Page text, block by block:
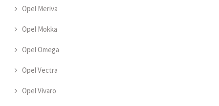
Opel Meriva
Opel Mokka
Opel Omega
Opel Vectra
Opel Vivaro